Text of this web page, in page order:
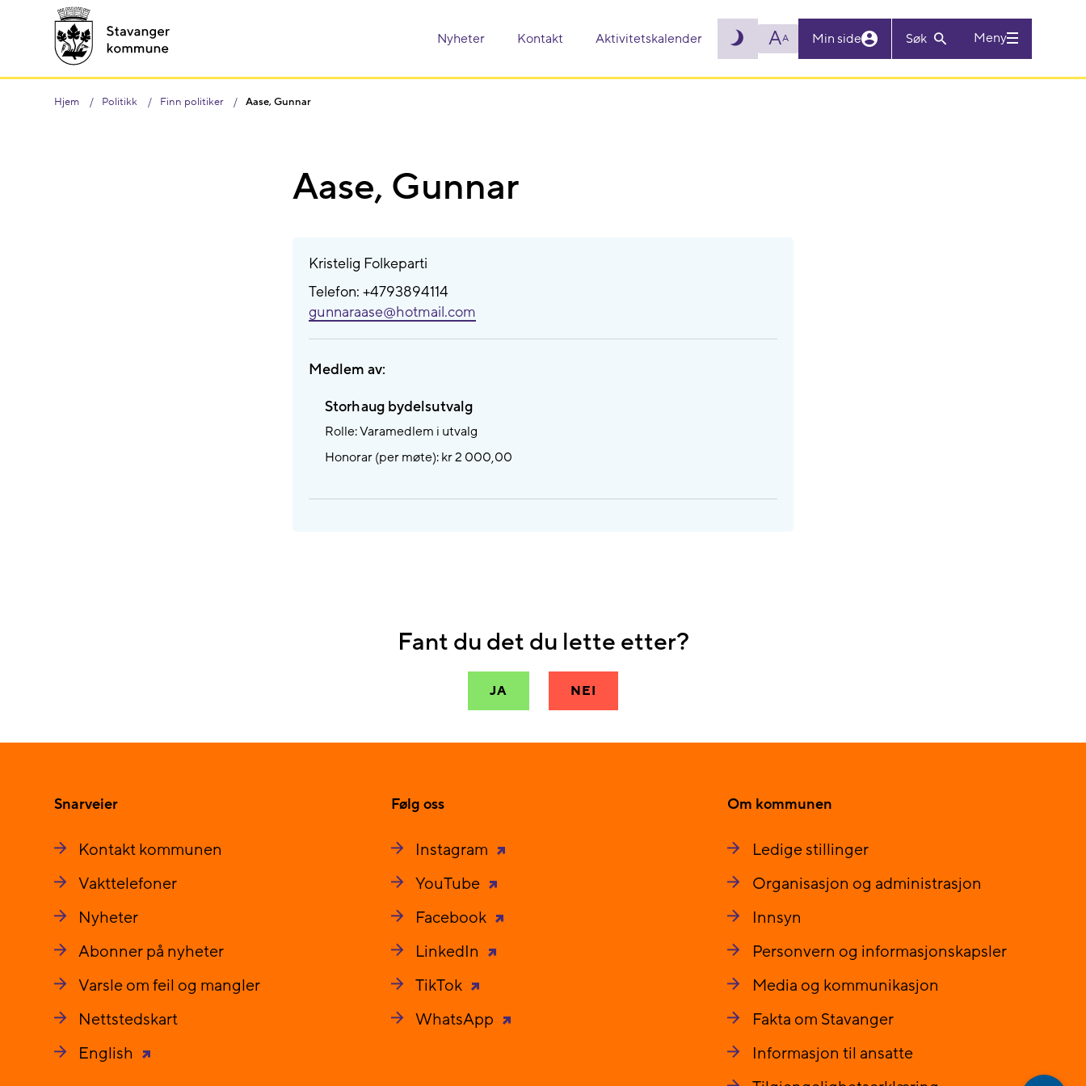
Nyheter Kontakt Aktivitetskalender AA Min side Søk Meny
Hjem Politikk Finn politiker Aase, Gunnar
Aase, Gunnar
Kristelig Folkeparti
Telefon: +4793894114
gunnaraase@​hotmail.com
Medlem av:
Storhaug bydelsutvalg
Rolle: Varamedlem i utvalg
Honorar (per møte): kr 2 000,00
Fant du det du lette etter?
JA NEI
Snarveier
Kontakt kommunen
Vakttelefoner
Nyheter
Abonner på nyheter
Varsle om feil og mangler
Nettstedskart
English
Følg oss
Instagram
YouTube
Facebook
LinkedIn
TikTok
WhatsApp
Om kommunen
Ledige stillinger
Organisasjon og administrasjon
Innsyn
Personvern og informasjonskapsler
Media og kommunikasjon
Fakta om Stavanger
Informasjon til ansatte